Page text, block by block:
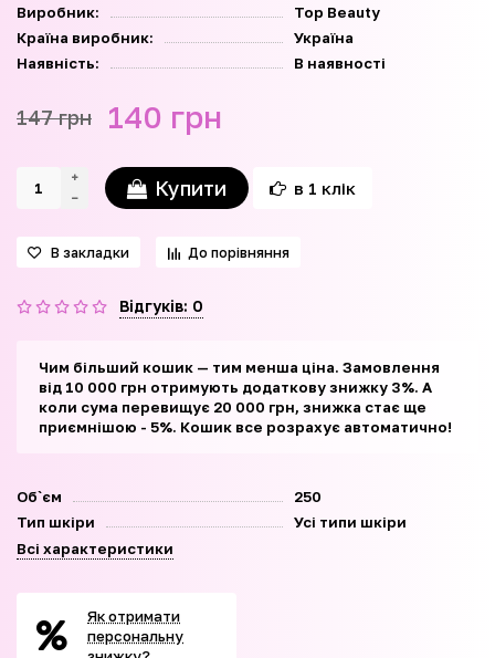
Виробник:
Top Beauty
Країна виробник:
Україна
Наявність:
В наявності
147 грн 140 грн
Купити в 1 клік
В закладки До порівняння
Відгуків: 0
Чим більший кошик — тим менша ціна. Замовлення
від 10 000 грн отримують додаткову знижку 3%. А
коли сума перевищує 20 000 грн, знижка стає ще
приємнішою - 5%. Кошик все розрахує автоматично!
Об`єм
250
Тип шкіри
Усі типи шкіри
Всі характеристики
Як отримати
персональну